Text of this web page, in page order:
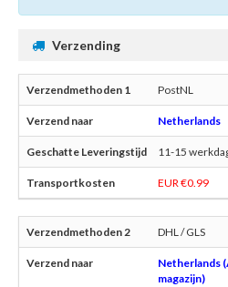
Verzending
PostNL
Netherlands
11-15
EUR €0.99
DHL / GLS
Netherlands
magazijn)